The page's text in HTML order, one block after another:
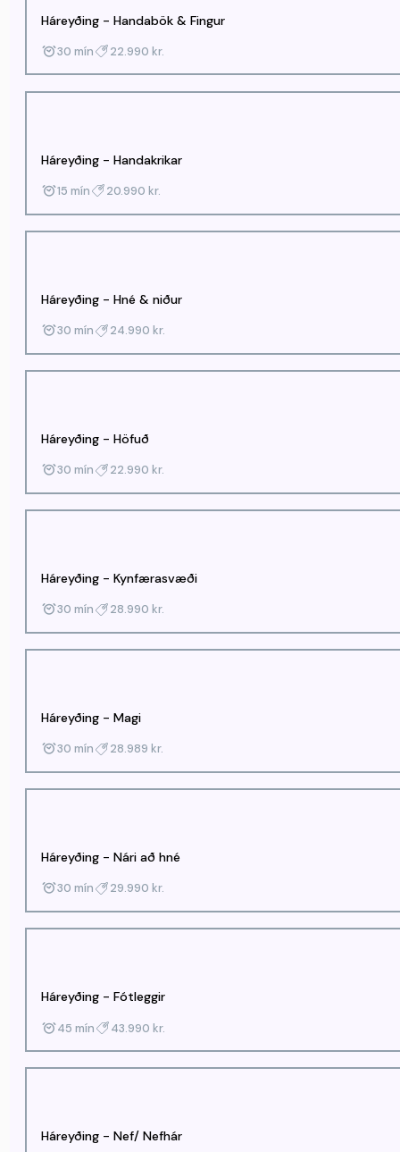
Háreyðing - Handabök & Fingur
30 mín 22.990 kr.
Háreyðing - Handakrikar
15 mín 20.990 kr.
Háreyðing - Hné & niður
30 mín 24.990 kr.
Háreyðing - Höfuð
30 mín 22.990 kr.
Háreyðing - Kynfærasvæði
30 mín 28.990 kr.
Háreyðing - Magi
30 mín 28.989 kr.
Háreyðing - Nári að hné
30 mín 29.990 kr.
Háreyðing - Fótleggir
45 mín 43.990 kr.
Háreyðing - Nef/ Nefhár